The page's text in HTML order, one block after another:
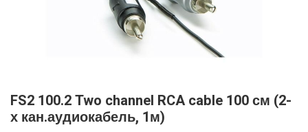
FS2 100.2 Two channel RCA cable 100 см (2-
х кан.аудиокабель, 1м)